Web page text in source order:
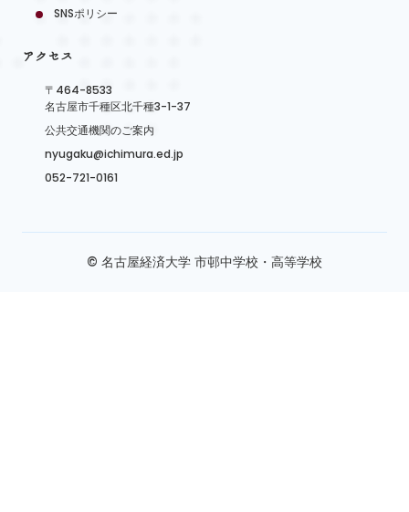
SNSポリシー
アクセス
〒464-8533
名古屋市千種区北千種3-1-37
公共交通機関のご案内
nyugaku@ichimura.ed.jp
052-721-0161
© 名古屋経済大学 市邨中学校・高等学校